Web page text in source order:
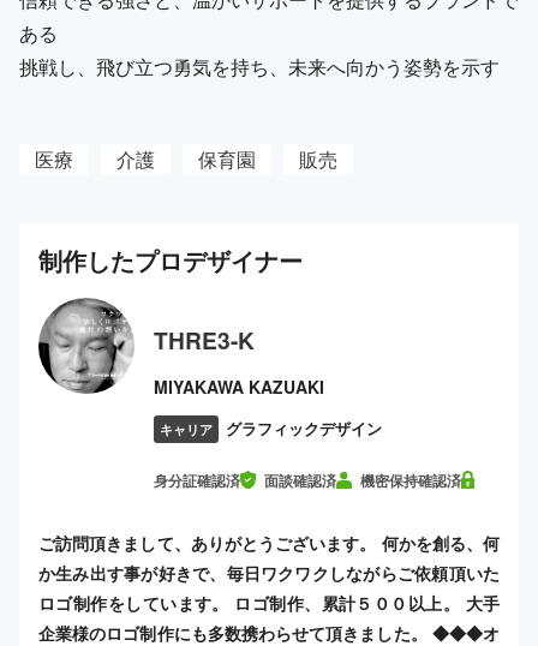
ある
挑戦し、飛び立つ勇気を持ち、未来へ向かう姿勢を示す
医療 介護 保育園 販売
制作したプロデザイナー
THRE3-K
MIYAKAWA KAZUAKI
キャリア グラフィックデザイン
身分証確認済 面談確認済 機密保持確認済
ご訪問頂きまして、ありがとうございます。 何かを創る、何
か生み出す事が好きで、毎日ワクワクしながらご依頼頂いた
ロゴ制作をしています。 ロゴ制作、累計５００以上。 大手
企業様のロゴ制作にも多数携わらせて頂きました。 ◆◆◆オ